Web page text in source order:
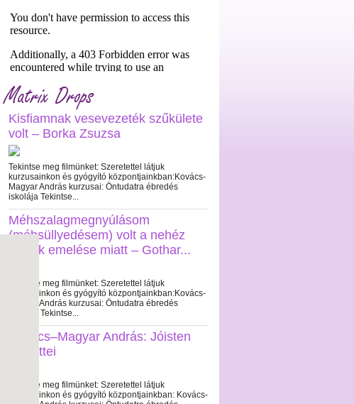
Matrix Drops
Kisfiamnak vesevezeték szűkülete
volt – Borka Zsuzsa
Tekintse meg filmünket: Szeretettel látjuk
kurzusainkon és gyógyító központjainkban:Kovács-
Magyar András kurzusai: Öntudatra ébredés
iskolája Tekintse...
Méhszalagmegnyúlásom
(méhsüllyedésem) volt a nehéz
súlyok emelése miatt – Gothar...
Tekintse meg filmünket: Szeretettel látjuk
kurzusainkon és gyógyító központjainkban:Kovács-
Magyar András kurzusai: Öntudatra ébredés
iskolája Tekintse...
Kovács–Magyar András: Jóisten
küldöttei
Tekintse meg filmünket: Szeretettel látjuk
kurzusainkon és gyógyító központjainkban: Kovács-